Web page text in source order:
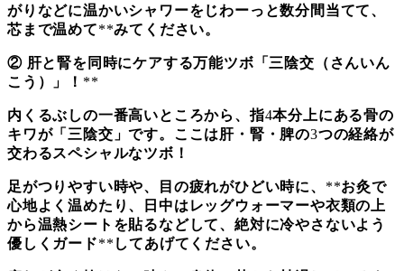
がりなどに温かいシャワーをじわーっと数分間当てて、
芯まで温めて**みてください。
② 肝と腎を同時にケアする万能ツボ「三陰交（さんいん
こう）」！ **
内くるぶしの一番高いところから、指4本分上にある骨の
キワが「三陰交」です。ここは肝・腎・脾の3つの経絡が
交わるスペシャルなツボ！
足がつりやすい時や、目の疲れがひどい時に、 **お灸で
心地よく温めたり、日中はレッグウォーマーや衣類の上
から温熱シートを貼るなどして、絶対に冷やさないよう
優しくガード** してあげてください。